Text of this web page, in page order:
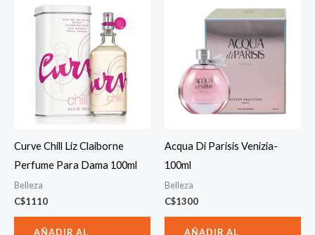
Curve Chill Liz Claiborne
Perfume Para Dama 100ml
Belleza
C$1110
AÑADIR AL
Acqua Di Parisis Venizia-
100ml
Belleza
C$1300
AÑADIR AL